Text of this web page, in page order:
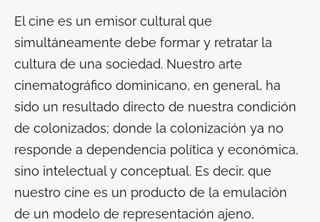
El cine es un emisor cultural que
simultáneamente debe formar y retratar la
cultura de una sociedad. Nuestro arte
cinematográfico dominicano, en general, ha
sido un resultado directo de nuestra condición
de colonizados; donde la colonización ya no
responde a dependencia política y económica,
sino intelectual y conceptual. Es decir, que
nuestro cine es un producto de la emulación
de un modelo de representación ajeno,